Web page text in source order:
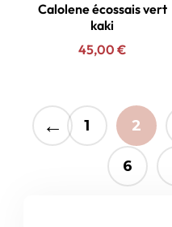
Calolene écossais vert
kaki
45,00 €
← 1 2
6